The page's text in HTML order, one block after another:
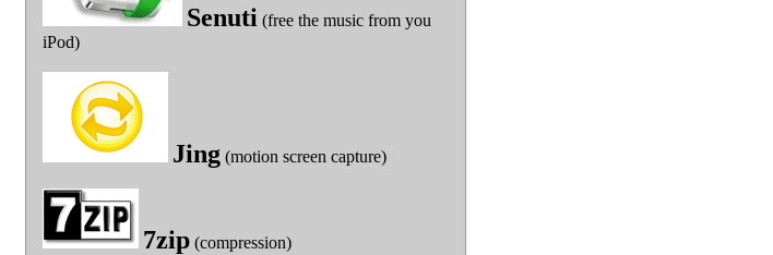
Senuti (free the music from you
iPod)
Jing (motion screen capture)
7zip (compression)